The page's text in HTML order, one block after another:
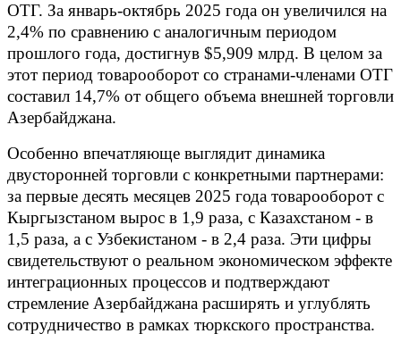
ОТГ. За январь-октябрь 2025 года он увеличился на
2,4% по сравнению с аналогичным периодом
прошлого года, достигнув $5,909 млрд. В целом за
этот период товарооборот со странами-членами ОТГ
составил 14,7% от общего объема внешней торговли
Азербайджана.
Особенно впечатляюще выглядит динамика
двусторонней торговли с конкретными партнерами:
за первые десять месяцев 2025 года товарооборот с
Кыргызстаном вырос в 1,9 раза, с Казахстаном - в
1,5 раза, а с Узбекистаном - в 2,4 раза. Эти цифры
свидетельствуют о реальном экономическом эффекте
интеграционных процессов и подтверждают
стремление Азербайджана расширять и углублять
сотрудничество в рамках тюркского пространства.